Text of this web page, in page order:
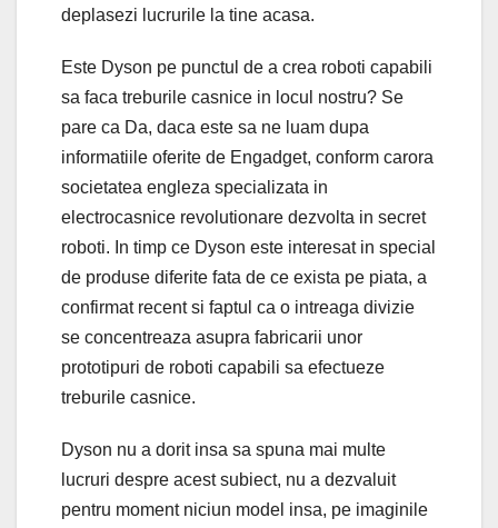
deplasezi lucrurile la tine acasa.
Este Dyson pe punctul de a crea roboti capabili
sa faca treburile casnice in locul nostru? Se
pare ca Da, daca este sa ne luam dupa
informatiile oferite de Engadget, conform carora
societatea engleza specializata in
electrocasnice revolutionare dezvolta in secret
roboti. In timp ce Dyson este interesat in special
de produse diferite fata de ce exista pe piata, a
confirmat recent si faptul ca o intreaga divizie
se concentreaza asupra fabricarii unor
prototipuri de roboti capabili sa efectueze
treburile casnice.
Dyson nu a dorit insa sa spuna mai multe
lucruri despre acest subiect, nu a dezvaluit
pentru moment niciun model insa, pe imaginile